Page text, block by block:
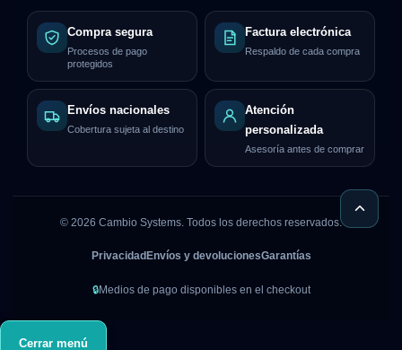
Compra segura
Procesos de pago
protegidos
Factura electrónica
Respaldo de cada compra
Envíos nacionales
Cobertura sujeta al destino
Atención
personalizada
Asesoría antes de comprar
© 2026 Cambio Systems. Todos los derechos reservados.
Privacidad Envíos y devolucionesGarantías
🔒Medios de pago disponibles en el checkout
Cerrar menú